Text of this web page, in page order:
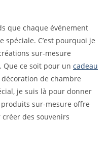
que chaque événement
spéciale. C’est pourquoi je
sur-mesure
Que ce soit pour un cadeau
décoration de chambre
je suis là pour donner
sur-mesure offre
des souvenirs